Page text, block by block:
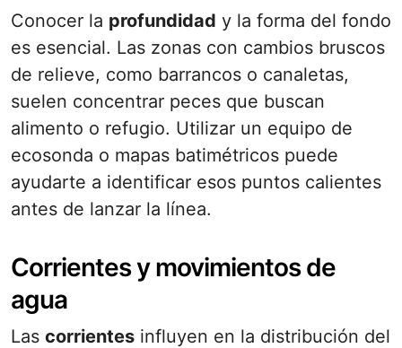
Conocer la profundidad y la forma del fondo
es esencial. Las zonas con cambios bruscos
de relieve, como barrancos o canaletas,
suelen concentrar peces que buscan
alimento o refugio. Utilizar un equipo de
ecosonda o mapas batimétricos puede
ayudarte a identificar esos puntos calientes
antes de lanzar la línea.
Corrientes y movimientos de
agua
Las corrientes influyen en la distribución del